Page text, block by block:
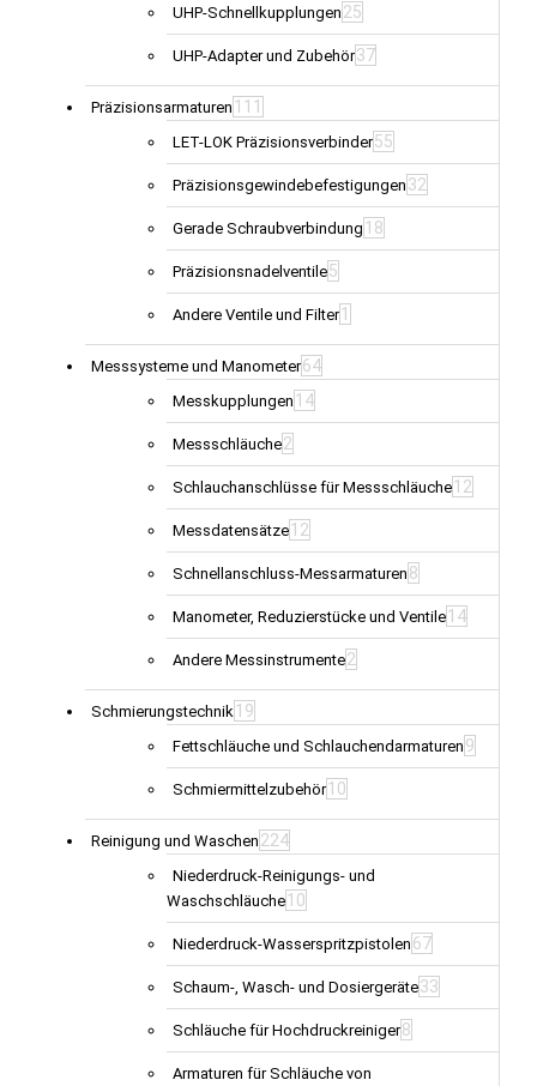
UHP-Schnellkupplungen 25
UHP-Adapter und Zubehör37
Präzisionsarmaturen 111
LET-LOK Präzisionsverbinder55
Präzisionsgewindebefestigungen 32
Gerade Schraubverbindung 18
Präzisionsnadelventile5
Andere Ventile und Filter 1
Messsysteme und Manometer64
Messkupplungen 14
Messschläuche2
Schlauchanschlüsse für Messschläuche 12
Messdatensätze 12
Schnellanschluss-Messarmaturen 8
Manometer, Reduzierstücke und Ventile 14
Andere Messinstrumente2
Schmierungstechnik 19
Fettschläuche und Schlauchendarmaturen 9
Schmiermittelzubehör 10
Reinigung und Waschen 224
Niederdruck-Reinigungs- und
Waschschläuche 10
Niederdruck-Wasserspritzpistolen 67
Schaum-, Wasch- und Dosiergeräte33
Schläuche für Hochdruckreiniger8
Armaturen für Schläuche von